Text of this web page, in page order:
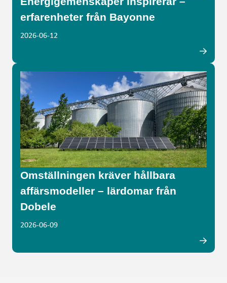
erfarenheter från Bayonne
2026-06-12
Omställningen kräver hållbara
affärsmodeller – lärdomar från
Dobele
2026-06-09